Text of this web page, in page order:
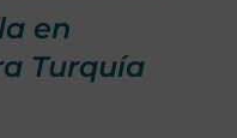
en
Turquía